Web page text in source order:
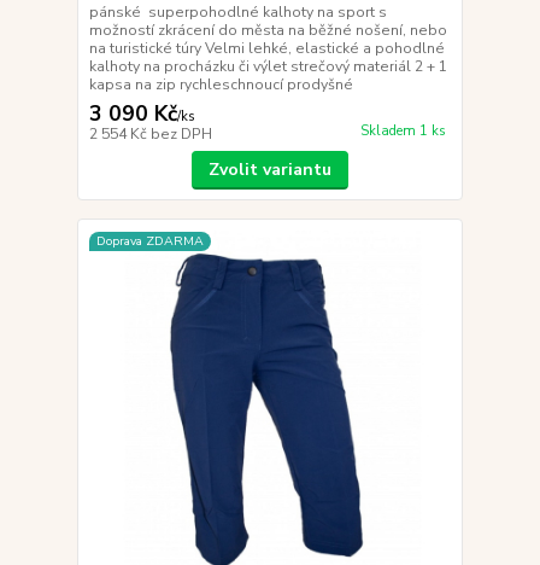
pánské superpohodlné kalhoty na sport s
možností zkrácení do města na běžné nošení, nebo
na turistické túry Velmi lehké, elastické a pohodlné
kalhoty na procházku či výlet strečový materiál 2 + 1
kapsa na zip rychleschnoucí prodyšné
3 090 Kč/ks
2 554 Kč bez DPH Skladem 1 ks
Zvolit variantu
Doprava ZDARMA